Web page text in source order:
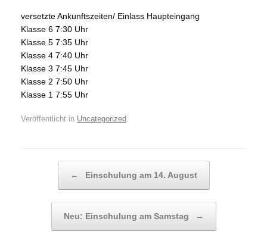
versetzte Ankunftszeiten/ Einlass Haupteingang
Klasse 6 7:30 Uhr
Klasse 5 7:35 Uhr
Klasse 4 7:40 Uhr
Klasse 3 7:45 Uhr
Klasse 2 7:50 Uhr
Klasse 1 7:55 Uhr
Veröffentlicht in Uncategorized
← Einschulung am 14. August
Neu: Einschulung am Samstag →